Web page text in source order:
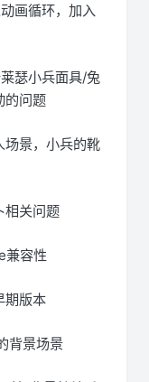
画循环，加入
瑟小兵面具/兔
的问题
场景，小兵的靴
相关问题
兼容性
期版本
背景场景